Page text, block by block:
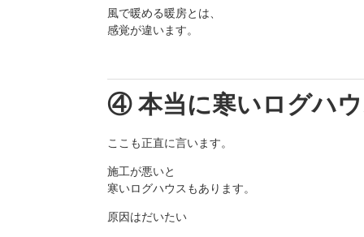
風で暖める暖房とは、
感覚が違います。
④ 本当に寒いログハ
ここも正直に言います。
施工が悪いと
寒いログハウスもあります。
原因はだいたい